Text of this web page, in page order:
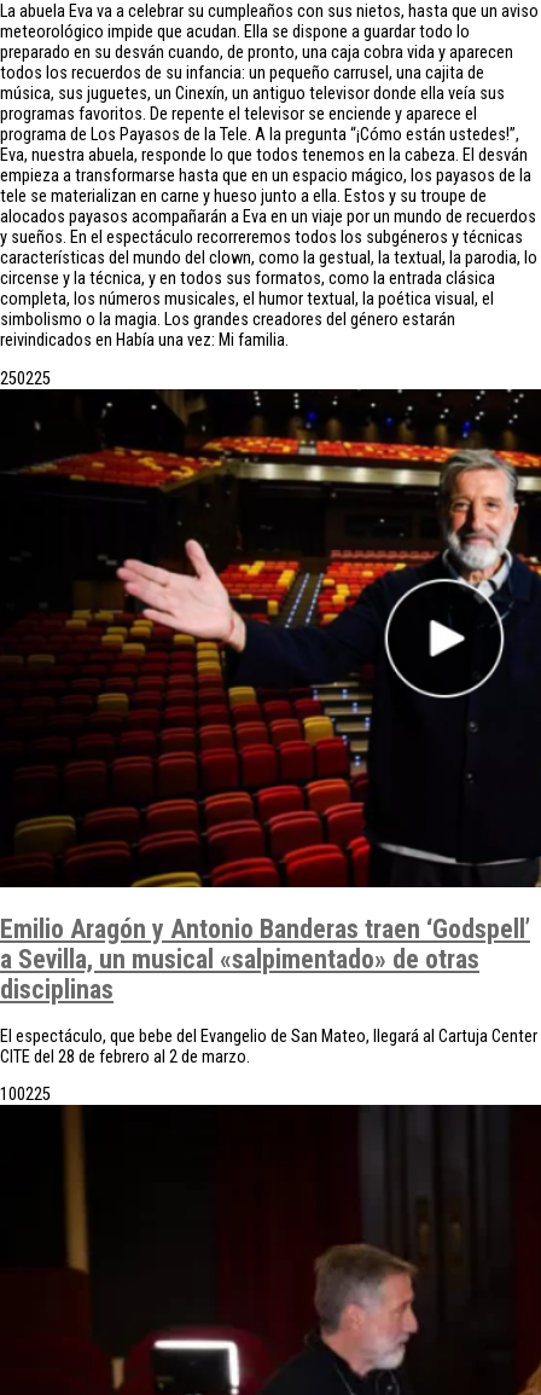
La abuela Eva va a celebrar su cumpleaños con sus nietos, hasta que un aviso
meteorológico impide que acudan. Ella se dispone a guardar todo lo
preparado en su desván cuando, de pronto, una caja cobra vida y aparecen
todos los recuerdos de su infancia: un pequeño carrusel, una cajita de
música, sus juguetes, un Cinexín, un antiguo televisor donde ella veía sus
programas favoritos. De repente el televisor se enciende y aparece el
programa de Los Payasos de la Tele. A la pregunta “¡Cómo están ustedes!”,
Eva, nuestra abuela, responde lo que todos tenemos en la cabeza. El desván
empieza a transformarse hasta que en un espacio mágico, los payasos de la
tele se materializan en carne y hueso junto a ella. Estos y su troupe de
alocados payasos acompañarán a Eva en un viaje por un mundo de recuerdos
y sueños. En el espectáculo recorreremos todos los subgéneros y técnicas
características del mundo del clown, como la gestual, la textual, la parodia, lo
circense y la técnica, y en todos sus formatos, como la entrada clásica
completa, los números musicales, el humor textual, la poética visual, el
simbolismo o la magia. Los grandes creadores del género estarán
reivindicados en Había una vez: Mi familia.
250225
Emilio Aragón y Antonio Banderas traen ‘Godspell’
a Sevilla, un musical «salpimentado» de otras
disciplinas
El espectáculo, que bebe del Evangelio de San Mateo, llegará al Cartuja Center
CITE del 28 de febrero al 2 de marzo.
100225